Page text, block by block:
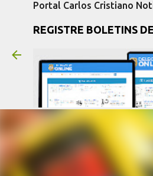
Portal Carlos Cristiano
REGISTRE BOLETINS